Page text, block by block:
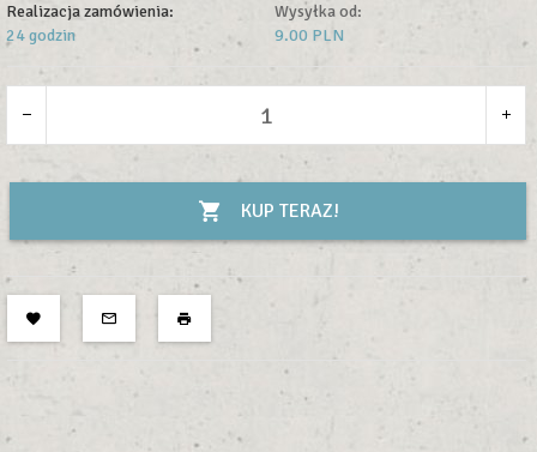
Realizacja zamówienia:
24 godzin
Wysyłka od:
9.00 PLN
KUP TERAZ!